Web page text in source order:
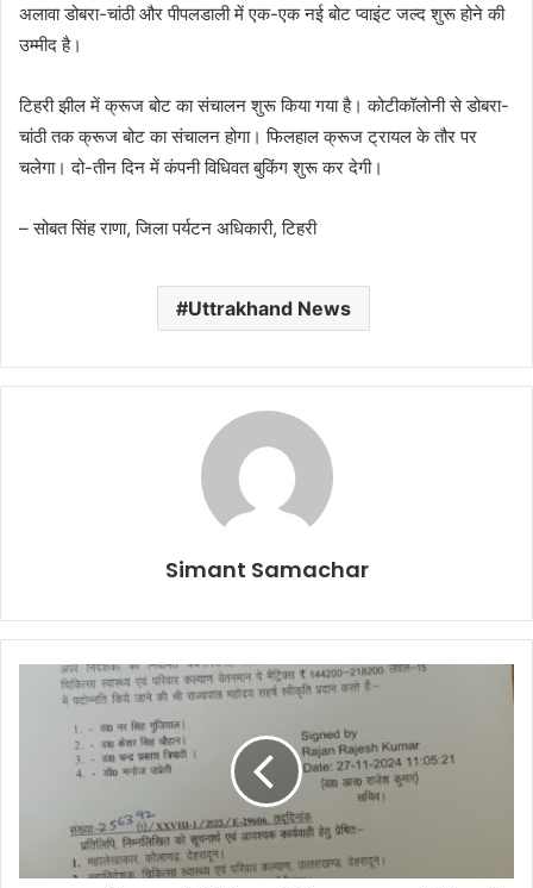
अलावा डोबरा-चांठी और पीपलडाली में एक-एक नई बोट प्वाइंट जल्द शुरू होने की
उम्मीद है।
टिहरी झील में क्रूज बोट का संचालन शुरू किया गया है। कोटीकॉलोनी से डोबरा-
चांठी तक क्रूज बोट का संचालन होगा। फिलहाल क्रूज ट्रायल के तौर पर
चलेगा। दो-तीन दिन में कंपनी विधिवत बुकिंग शुरू कर देगी।
– सोबत सिंह राणा, जिला पर्यटन अधिकारी, टिहरी
Uttrakhand News
Simant Samachar